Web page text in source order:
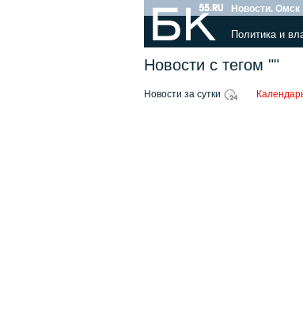
Новости. Омск
Политика и
Новости с тегом ""
Новости за сутки